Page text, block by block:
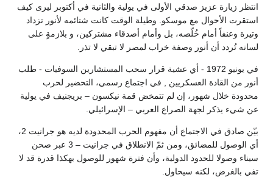
انتظر زيارة عزيز صدقي الأولى في يولية والثانية في أكتوبر ليرى كيف
استقرت الأحوال مع موسكو. وطيلة الوقت كانت شتائمه لأنور تزداد
وتيرة وعنفاً أمام خُلّصه، بل وأمام أصدقاء مشتركين، و بلازمةٍ على
لسانه تُردد أن أنور وصفة خراب لمصر لا تبقي لا تذر.
في يونيو 1972 - أي عشية قرار سحب المستشارين السوفيات - طلب
أنور من القادة العسكريين , في اجتماع رسمي، التحضير لحرب
محدودة خلال شهور، إن لم تتمخض قمة نيكسون – بريجنيف في يولية
عن شيء يذكر لجهة الصراع العربي – الإسرائيلي.
بيّن صادق في الاجتماع أن مفهوم الحرب المحدودة لديه هو جرانيت 2،
أي الوصول للمضائق، ومن ثمّ الانطلاق في جرانيت – 3 عبر صحن
سيناء وصولا للحدود الدولية، وأن فترة شهور للوصول بهكذا قدرة قد لا
تفي بالغرض، لكنه سيحاول.